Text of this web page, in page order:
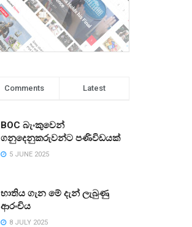
Comments Latest
BOC බැංකුවෙන්
ගනුදෙනුකරුවන්ට පණිවිඩයක්
5 JUNE 2025
භාතිය ගැන මේ දැන් ලැබුණු
ආරංචිය
8 JULY 2025